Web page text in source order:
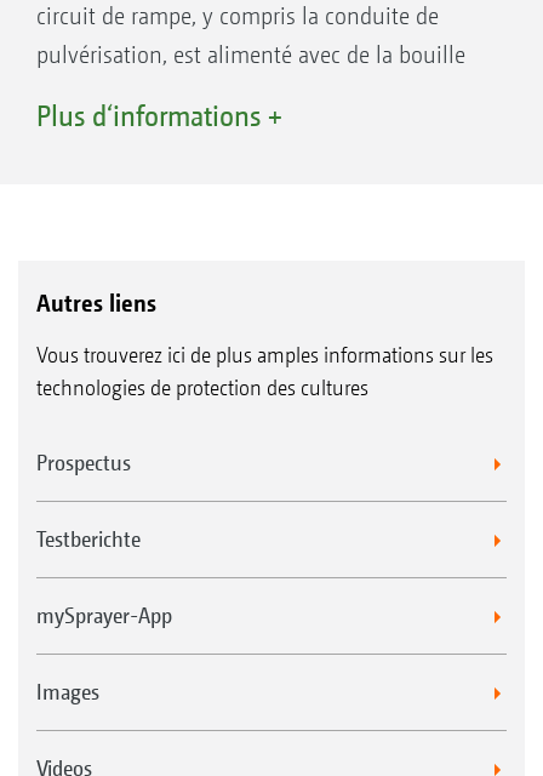
circuit de rampe, y compris la conduite de
pulvérisation, est alimenté avec de la bouille
de la pulvérisation. Ainsi toutes les conduites
d’attente pour l'amorçage de rampe en
Système de circulation continue DUS
Grâce au limiteur de pression, la bouillie reste
Plus d‘informations +
Autres liens
Vous trouverez ici de plus amples informations sur les
technologies de protection des cultures
Prospectus
Testberichte
mySprayer-App
Images
Videos